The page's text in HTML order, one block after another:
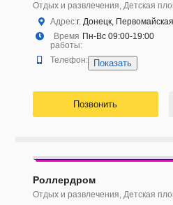
Отдых и развлечения, Детская
Адрес:г. Донецк,
Время
работы:
Пн-Вс 09:00-19:00
Телефон: Показать
Позвонить
Роллердром
Отдых и развлечения, Детская